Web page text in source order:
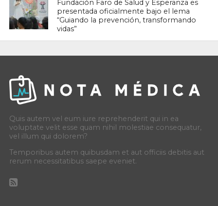
Fundación Faro de Salud y Esperanza es
presentada oficialmente bajo el lema
“Guiando la prevención, transformando
vidas”
Quis autem vel eum iure reprehenderit qui in ea
voluptate velit esse quam nihil molestiae consequatur,
vel illum qui dolorem?
Temporibus autem quibusdam et aut officiis debitis aut
rerum necessitatibus saepe eveniet.